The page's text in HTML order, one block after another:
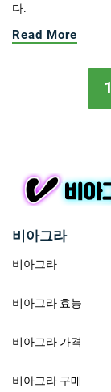
다.
Read More
1
비아그라
비아그라
비아그라 효능
비아그라 가격
비아그라 구매